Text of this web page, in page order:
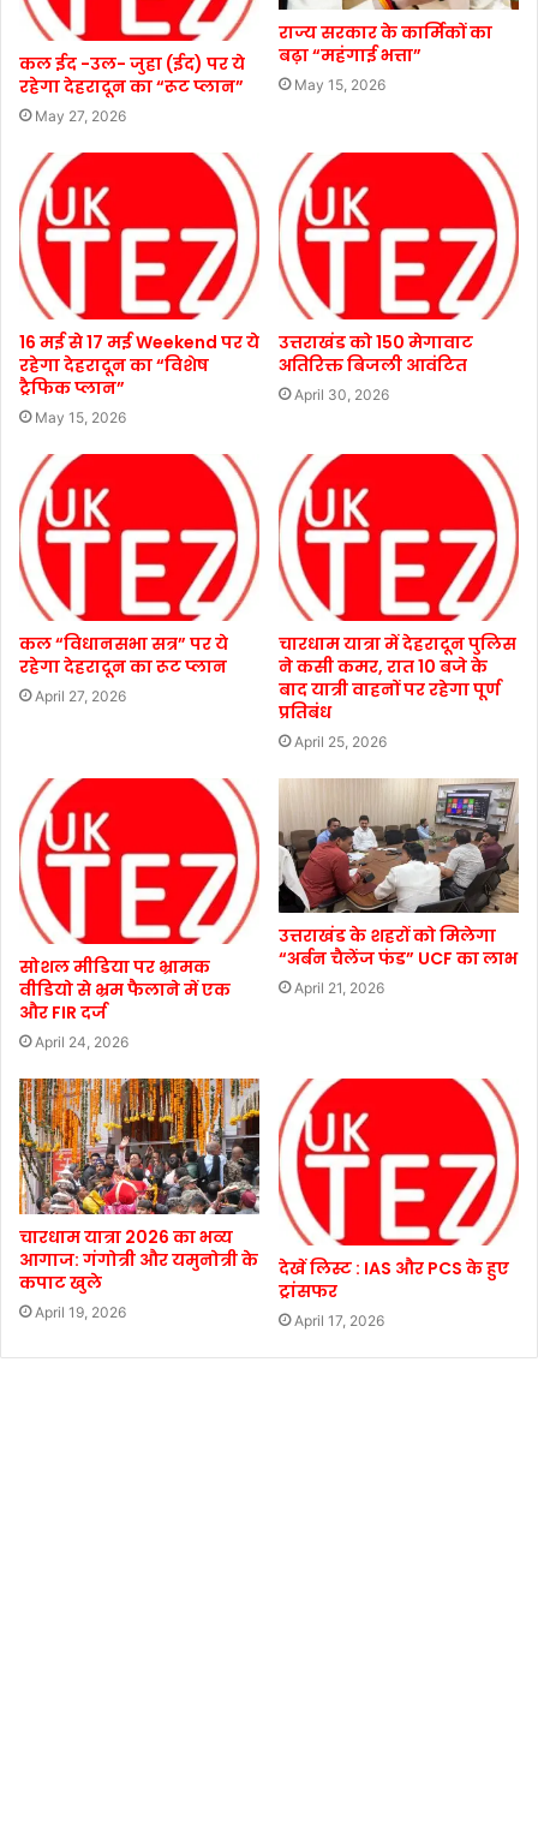
कल ईद -उल- जुहा (ईद) पर ये
रहेगा देहरादून का “रूट प्लान”
May 27, 2026
राज्य सरकार के कार्मिकों का
बढ़ा “महंगाई भत्ता”
May 15, 2026
16 मई से 17 मई Weekend पर ये
रहेगा देहरादून का “विशेष
ट्रैफिक प्लान”
May 15, 2026
उत्तराखंड को 150 मेगावाट
अतिरिक्त बिजली आवंटित
April 30, 2026
कल “विधानसभा सत्र” पर ये
रहेगा देहरादून का रूट प्लान
April 27, 2026
चारधाम यात्रा में देहरादून पुलिस
ने कसी कमर, रात 10 बजे के
बाद यात्री वाहनों पर रहेगा पूर्ण
प्रतिबंध
April 25, 2026
सोशल मीडिया पर भ्रामक
वीडियो से भ्रम फैलाने में एक
और FIR दर्ज
April 24, 2026
उत्तराखंड के शहरों को मिलेगा
“अर्बन चैलेंज फंड” UCF का लाभ
April 21, 2026
चारधाम यात्रा 2026 का भव्य
आगाज: गंगोत्री और यमुनोत्री के
कपाट खुले
April 19, 2026
देखें लिस्ट : IAS और PCS के हुए
ट्रांसफर
April 17, 2026